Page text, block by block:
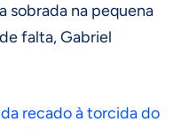
sobrada na pequena
falta, Gabriel
recado à torcida do